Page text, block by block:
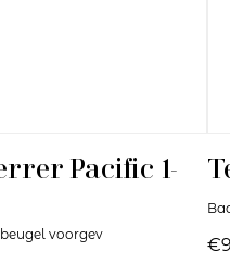
Pacific 1-
voorgev